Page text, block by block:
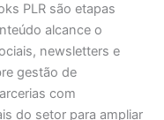
PLR são etapas
alcance o
newsletters e
gestão de
com
do setor para ampliar